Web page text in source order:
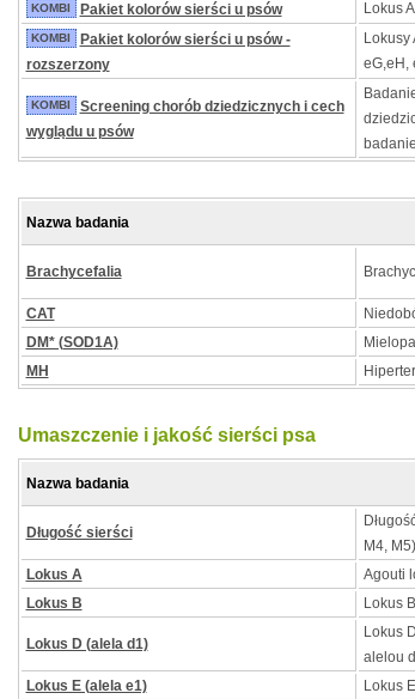
KOMBI Pakiet kolorów sierści u psów Lokus
KOMBI
Pakiet kolorów sierści u psów -
rozszerzony
Lokusy
eG,eH,
KOMBI
Screening chorób dziedzicznych i cech
wyglądu u psów
Nazwa badania
Brachycefalia
CAT
DM* (SOD1A)
MH
Umaszczenie i jakość sierści psa
Nazwa badania
Długość sierści
M4, M5)
Lokus A Agouti
Lokus B
Lokus
Lokus D (alela d1)
Lokus
alelou
Lokus E (alela e1) Lokus